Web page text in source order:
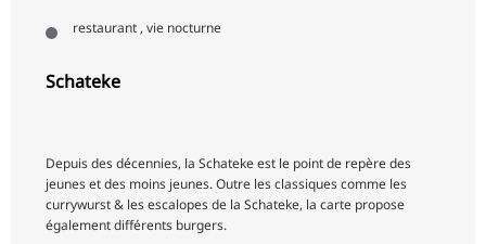
restaurant , vie nocturne
Schateke
Depuis des décennies, la Schateke est le point de repère des
jeunes et des moins jeunes. Outre les classiques comme les
currywurst & les escalopes de la Schateke, la carte propose
également différents burgers.